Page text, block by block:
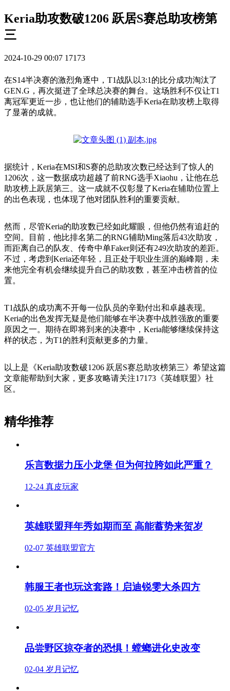
Keria助攻数破1206 跃居S赛总助攻榜第
三
2024-10-29 00:07 17173
在S14半决赛的激烈角逐中，T1战队以3:1的比分成功淘汰了
GEN.G，再次挺进了全球总决赛的舞台。这场胜利不仅让T1
离冠军更近一步，也让他们的辅助选手Keria在助攻榜上取得
了显著的成就。
据统计，Keria在MSI和S赛的总助攻次数已经达到了惊人的
1206次，这一数据成功超越了前RNG选手Xiaohu，让他在总
助攻榜上跃居第三。这一成就不仅彰显了Keria在辅助位置上
的出色表现，也体现了他对团队胜利的重要贡献。
然而，尽管Keria的助攻数已经如此耀眼，但他仍然有追赶的
空间。目前，他比排名第二的RNG辅助Ming落后43次助攻，
而距离自己的队友、传奇中单Faker则还有249次助攻的差距。
不过，考虑到Keria还年轻，且正处于职业生涯的巅峰期，未
来他完全有机会继续提升自己的助攻数，甚至冲击榜首的位
置。
T1战队的成功离不开每一位队员的辛勤付出和卓越表现。
Keria的出色发挥无疑是他们能够在半决赛中战胜强敌的重要
原因之一。期待在即将到来的决赛中，Keria能够继续保持这
样的状态，为T1的胜利贡献更多的力量。
以上是《Keria助攻数破1206 跃居S赛总助攻榜第三》希望这篇
文章能帮助到大家，更多攻略请关注17173《英雄联盟》社
区。
精华推荐
乐言数据力压小龙堡 但为何拉胯如此严重？
12-24 真皮玩家
英雄联盟拜年秀如期而至 高能蓄势来贺岁
02-07 英雄联盟官方
韩服王者也玩这套路！启迪锐雯大杀四方
02-05 岁月记忆
品尝野区掠夺者的恐惧！螳螂进化史改变
02-04 岁月记忆